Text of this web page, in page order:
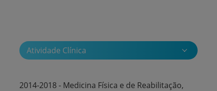
Atividade Clínica
2014-2018 - Medicina Física e de Reabilitação,